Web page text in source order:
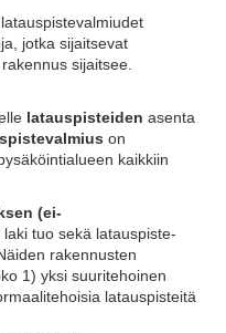
jotka sijaitsevat
sijaitsee.
latauspisteiden asenta
on
kaikkiin
(ei-
tuo sekä latauspiste-
rakennusten
1) yksi suuritehoinen
latauspisteitä